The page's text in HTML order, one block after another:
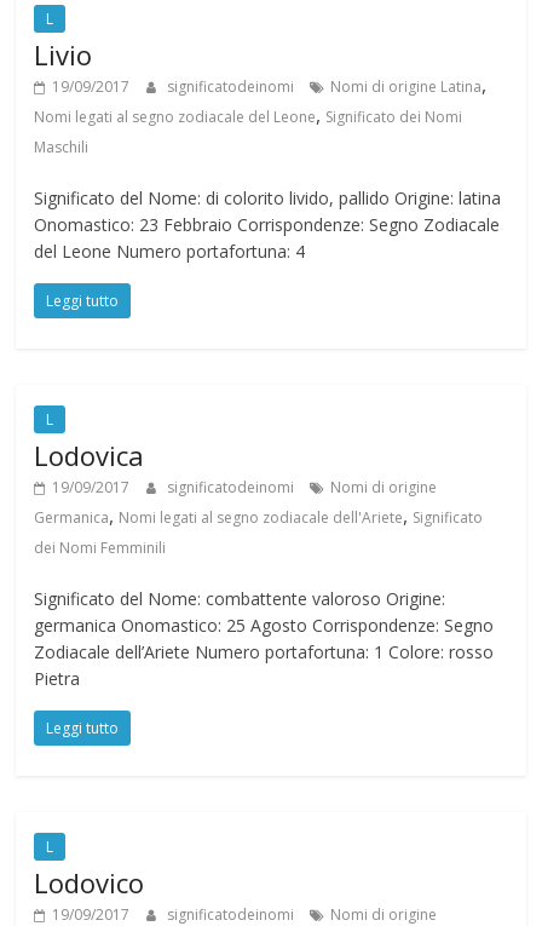
L
Livio
19/09/2017 significatodeinomi Nomi di origine Latina,
Nomi legati al segno zodiacale del Leone, Significato dei Nomi
Maschili
Significato del Nome: di colorito livido, pallido Origine: latina
Onomastico: 23 Febbraio Corrispondenze: Segno Zodiacale
del Leone Numero portafortuna: 4
Leggi tutto
L
Lodovica
19/09/2017 significatodeinomi
Nomi di origine
Germanica, Nomi legati al segno zodiacale dell'Ariete, Significato
dei Nomi Femminili
Significato del Nome: combattente valoroso Origine:
germanica Onomastico: 25 Agosto Corrispondenze: Segno
Zodiacale dell’Ariete Numero portafortuna: 1 Colore: rosso
Pietra
Leggi tutto
L
Lodovico
19/09/2017 significatodeinomi
Nomi di origine